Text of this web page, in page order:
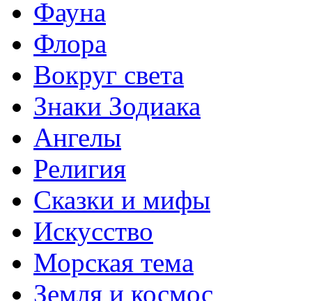
Фауна
Флора
Вокруг света
Знаки Зодиака
Ангелы
Религия
Сказки и мифы
Искусство
Морская тема
Земля и космос